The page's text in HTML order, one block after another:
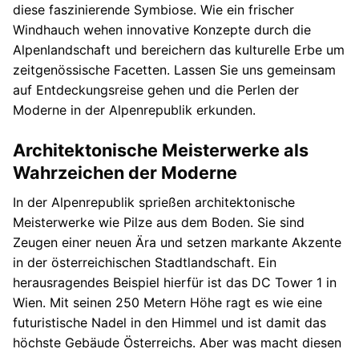
diese faszinierende Symbiose. Wie ein frischer
Windhauch wehen innovative Konzepte durch die
Alpenlandschaft und bereichern das kulturelle Erbe um
zeitgenössische Facetten. Lassen Sie uns gemeinsam
auf Entdeckungsreise gehen und die Perlen der
Moderne in der Alpenrepublik erkunden.
Architektonische Meisterwerke als
Wahrzeichen der Moderne
In der Alpenrepublik sprießen architektonische
Meisterwerke wie Pilze aus dem Boden. Sie sind
Zeugen einer neuen Ära und setzen markante Akzente
in der österreichischen Stadtlandschaft. Ein
herausragendes Beispiel hierfür ist das DC Tower 1 in
Wien. Mit seinen 250 Metern Höhe ragt es wie eine
futuristische Nadel in den Himmel und ist damit das
höchste Gebäude Österreichs. Aber was macht diesen